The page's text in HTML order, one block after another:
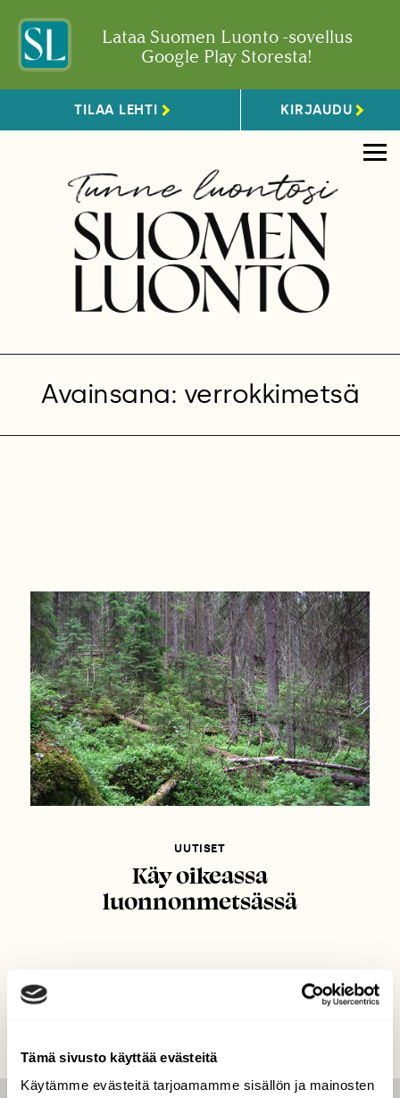
Tämä sivusto käyttää evästeitä
Käytämme evästeitä tarjoamamme sisällön ja mainosten
Lataa Suomen Luonto -sovellus
Google Play Storesta!
TILAA LEHTI KIRJAUDU
Avainsana: verrokkimetsä
UUTISET
Käy oikeassa
luonnonmetsässä